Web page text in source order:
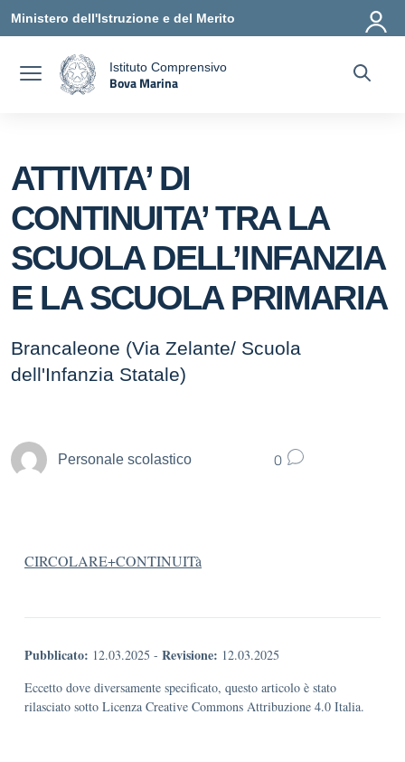
Vai ai contenuti
Vai al menu di navigazione
Vai al footer
Ministero dell'Istruzione e del Merito
Istituto Comprensivo
Bova Marina
ATTIVITA’ DI
CONTINUITA’ TRA LA
SCUOLA DELL’INFANZIA
E LA SCUOLA PRIMARIA
Brancaleone (Via Zelante/ Scuola
dell'Infanzia Statale)
Personale scolastico 0
CIRCOLARE+CONTINUITà
Pubblicato: 12.03.2025 - Revisione: 12.03.2025
Eccetto dove diversamente specificato, questo articolo è stato
rilasciato sotto Licenza Creative Commons Attribuzione 4.0 Italia.